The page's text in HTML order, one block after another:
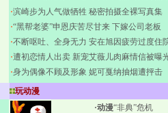
·滨崎步为人气做牺牲 秘密拍摄全裸写真集
·“黑帮老婆”申恩庆苦尽甘来 下嫁公司老板
·不断呕吐、全身无力 安在旭因疲劳过度住
·遭初恋情人出卖 新宠艾薇儿肉麻情信被曝
·身为偶像不顾及形象 妮可戛纳抽烟遭抨击
玩动漫
·动漫“非典”危机